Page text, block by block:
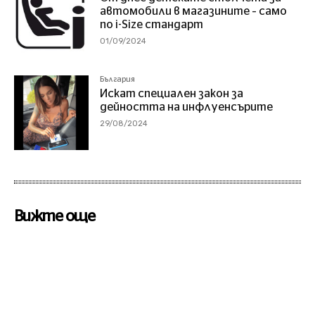
автомобили в магазините – само
по i-Size стандарт
01/09/2024
България
Искат специален закон за
дейността на инфлуенсърите
29/08/2024
Вижте още